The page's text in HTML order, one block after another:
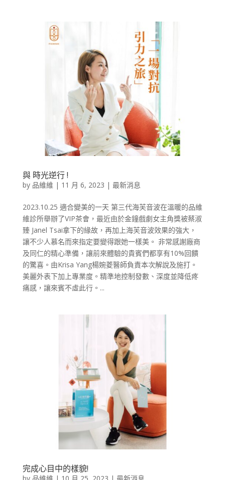
與 時光逆行 !
by 品維維 | 11 月 6, 2023 | 最新消息
2023.10.25 適合變美的一天 第三代海芙音波在溫暖的品維
維診所舉辦了VIP茶會，最近由於金鐘戲劇女主角獎被蔡淑
臻 Janel Tsai拿下的緣故，再加上海芙音波效果的強大，
讓不少人慕名而來指定要變得跟她一樣美。 非常感謝廠商
及同仁的精心準備，讓前來體驗的貴賓們都享有10%回饋
的驚喜。由Krisa Yang楊婉菱醫師負責本次解說及施打。
美麗外表下加上專業度。精準地控制發數、深度並降低疼
痛感，讓來賓不虛此行。...
完成心目中的樣貌!